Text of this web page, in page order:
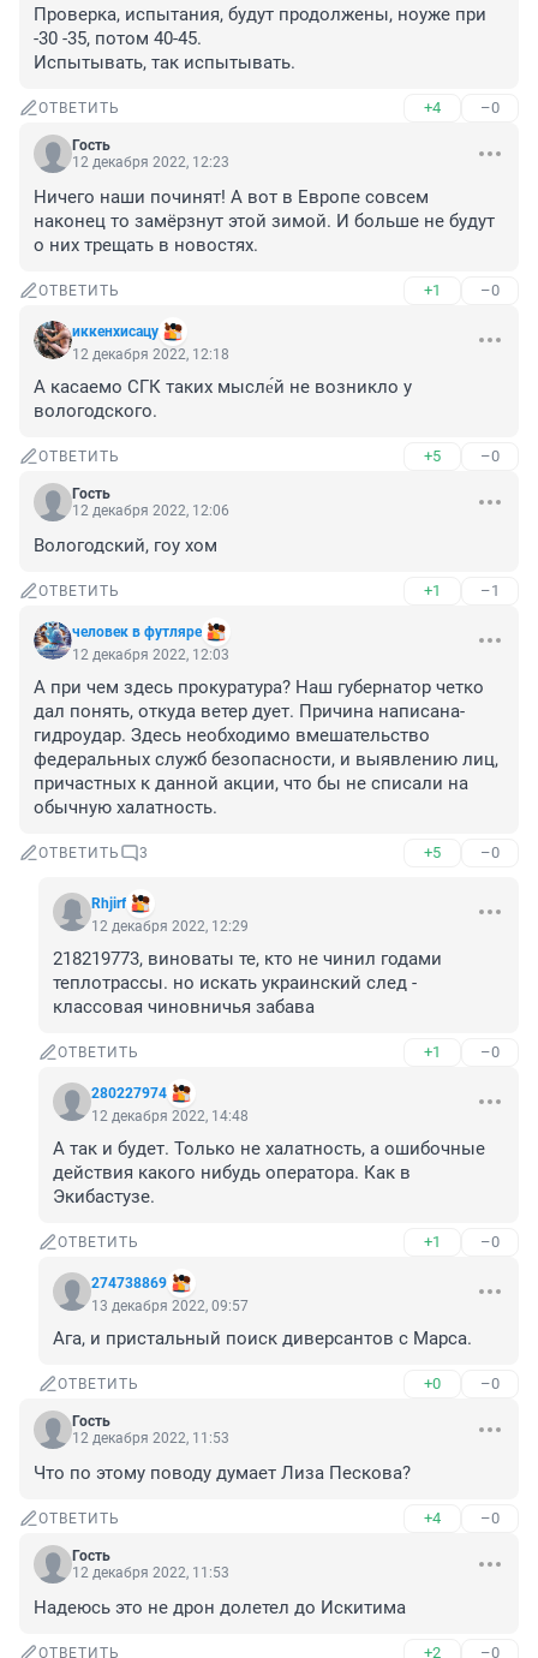
Проверка, испытания, будут продолжены, ноуже при
-30 -35, потом 40-45.
Испытывать, так испытывать.
ОТВЕТИТЬ +4 –0
Гость
12 декабря 2022, 12:23
Ничего наши починят! А вот в Европе совсем
наконец то замёрзнут этой зимой. И больше не будут
о них трещать в новостях.
ОТВЕТИТЬ +1 –0
иккенхисацу
12 декабря 2022, 12:18
А касаемо СГК таких мысле́й не возникло у
вологодского.
ОТВЕТИТЬ +5 –0
Гость
12 декабря 2022, 12:06
Вологодский, гоу хом
ОТВЕТИТЬ +1 –1
человек в футляре
12 декабря 2022, 12:03
А при чем здесь прокуратура? Наш губернатор четко
дал понять, откуда ветер дует. Причина написана-
гидроудар. Здесь необходимо вмешательство
федеральных служб безопасности, и выявлению лиц,
причастных к данной акции, что бы не списали на
обычную халатность.
ОТВЕТИТЬ 3 +5 –0
Rhjirf
12 декабря 2022, 12:29
218219773, виноваты те, кто не чинил годами
теплотрассы. но искать украинский след -
классовая чиновничья забава
ОТВЕТИТЬ +1 –0
280227974
12 декабря 2022, 14:48
А так и будет. Только не халатность, а ошибочные
действия какого нибудь оператора. Как в
Экибастузе.
ОТВЕТИТЬ +1 –0
274738869
13 декабря 2022, 09:57
Ага, и пристальный поиск диверсантов с Марса.
ОТВЕТИТЬ +0 –0
Гость
12 декабря 2022, 11:53
Что по этому поводу думает Лиза Пескова?
ОТВЕТИТЬ +4 –0
Гость
12 декабря 2022, 11:53
Надеюсь это не дрон долетел до Искитима
ОТВЕТИТЬ +2 –0